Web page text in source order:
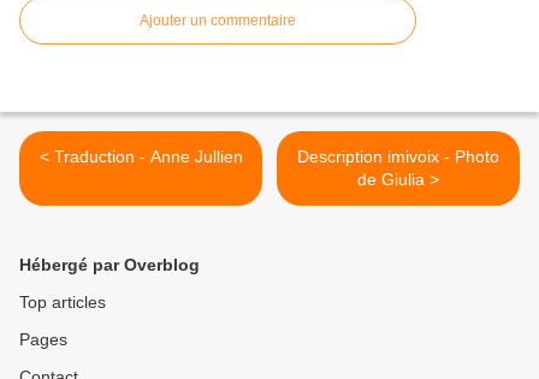
Ajouter un commentaire
< Traduction - Anne Jullien
Description imivoix - Photo
de Giulia >
Hébergé par Overblog
Top articles
Pages